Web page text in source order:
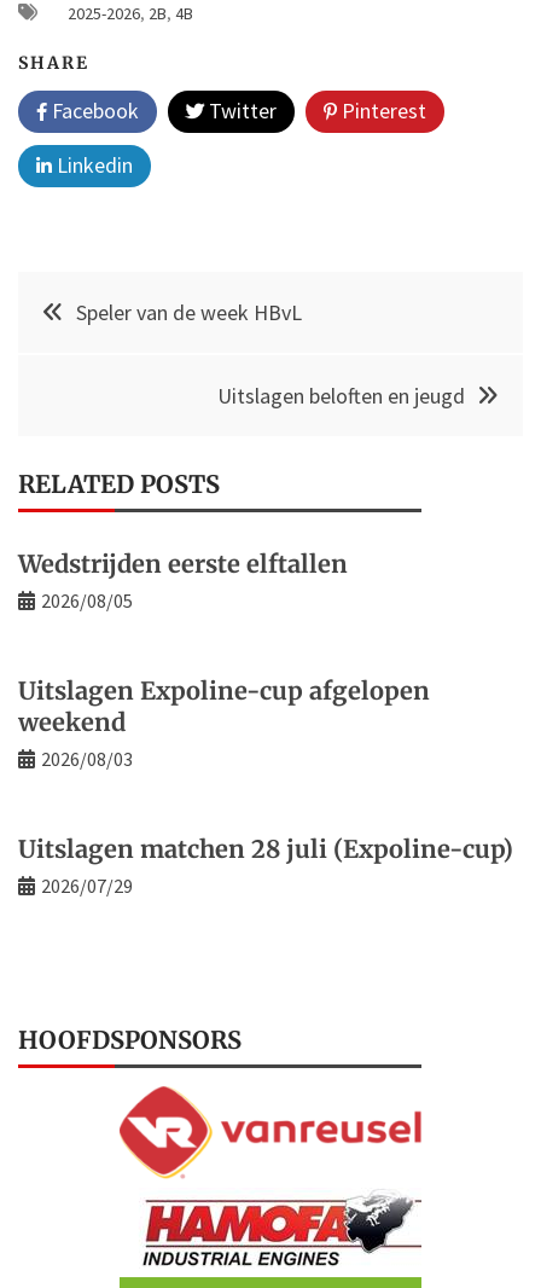
2025-2026, 2B, 4B
SHARE
Facebook Twitter
Pinterest
Linkedin
Post Speler van de week HBvL
Uitslagen beloften en jeugd
RELATED POSTS
Wedstrijden eerste elftallen
2026/08/05
Uitslagen Expoline-cup afgelopen
weekend
2026/08/03
Uitslagen matchen 28 juli (Expoline-cup)
2026/07/29
HOOFDSPONSORS